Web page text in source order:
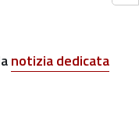
notizia dedicata